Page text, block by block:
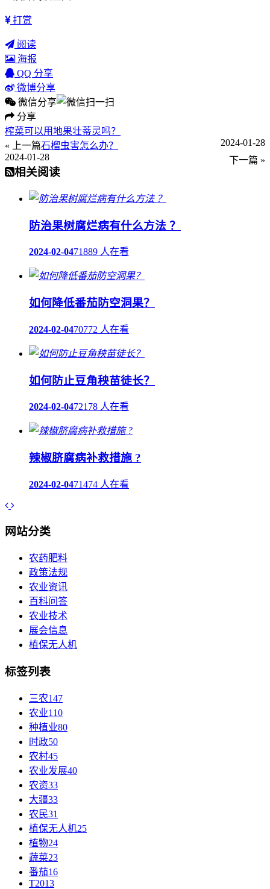
打赏
阅读
海报
QQ 分享
微博分享
微信分享
分享
榨菜可以用地果壮蒂灵吗？
« 上一篇
2024-01-28
石榴虫害怎么办？
下一篇 »
2024-01-28
相关阅读
防治果树腐烂病有什么方法 ？
2024-02-0471889 人在看
如何降低番茄防空洞果？
2024-02-0470772 人在看
如何防止豆角秧苗徒长？
2024-02-0472178 人在看
辣椒脐腐病补救措施 ?
2024-02-0471474 人在看
网站分类
农药肥料
政策法规
农业资讯
百科问答
农业技术
展会信息
植保无人机
标签列表
三农147
农业110
种植业80
时政50
农村45
农业发展40
农资33
大疆33
农民31
植保无人机25
植物24
蔬菜23
番茄16
T2013